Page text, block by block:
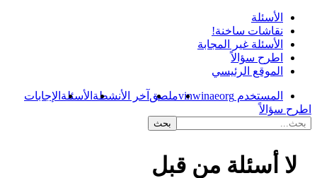
الأسئلة
نقاشات ساخنة!
الأسئلة غير المجابة
اطرح سؤالاً
الموقع الرئيسي
المستخدم vinwinaeorg ملصق آخر الأنشطة الأسئلة الإجابات
اطرح سؤالاً
لا أسئلة من قبل